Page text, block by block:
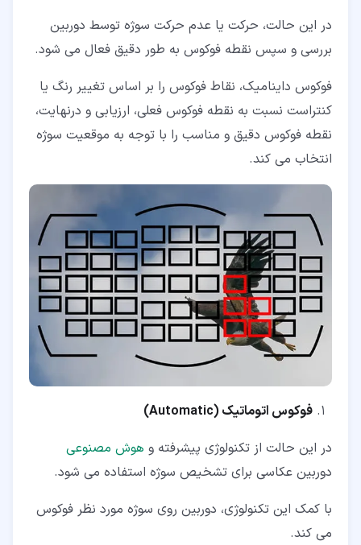
در این حالت، حرکت یا عدم حرکت سوژه توسط دوربین
بررسی و سپس نقطه فوکوس به طور دقیق فعال می شود.
فوکوس داینامیک، نقاط فوکوس را بر اساس تغییر رنگ یا
کنتراست نسبت به نقطه فوکوس فعلی، ارزیابی و درنهایت،
نقطه فوکوس دقیق و مناسب را با توجه به موقعیت سوژه
انتخاب می کند.
فوکوس اتوماتیک (Automatic
)
در این حالت از تکنولوژی پیشرفته و هوش مصنوعی
دوربین عکاسی برای تشخیص سوژه استفاده می شود.
با کمک این تکنولوژی، دوربین روی سوژه مورد نظر فوکوس
می کند.